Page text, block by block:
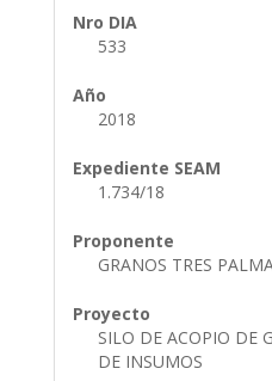
Nro DIA
533
Año
2018
Expediente SEAM
1.734/18
Proponente
GRANOS TRES
Proyecto
SILO DE ACOPIO DE
DE INSUMOS